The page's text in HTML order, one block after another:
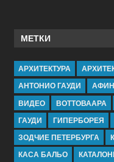
МЕТКИ
АРХИТЕКТУРА
АНТОНИО ГАУДИ
ВИДЕО
ВОТТОВААРА
ГАУДИ
ГИПЕРБОРЕЯ
ЗОДЧИЕ ПЕТЕРБУРГА
КАСА БАЛЬО